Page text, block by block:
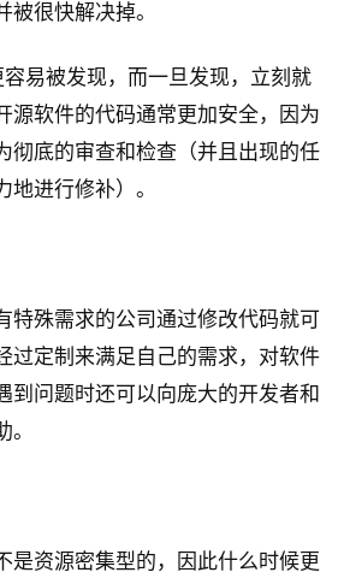
很快解决掉。
易被发现，而一旦发现，立刻就
源软件的代码通常更加安全，因为
彻底的审查和检查（并且出现的任
进行修补）。
特殊需求的公司通过修改代码就可
过定制来满足自己的需求，对软件
到问题时还可以向庞大的开发者和
是资源密集型的，因此什么时候更